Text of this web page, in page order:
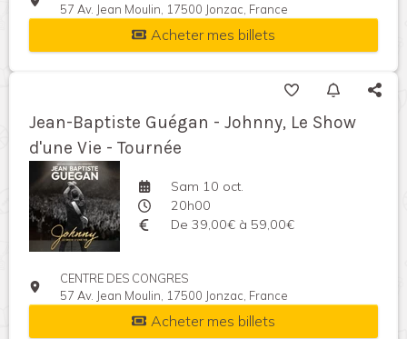
57 Av. Jean Moulin, 17500 Jonzac, France
Acheter mes billets
Jean-Baptiste Guégan - Johnny, Le Show
d'une Vie - Tournée
Sam 10 oct.
20h00
De 39,00€ à 59,00€
CENTRE DES CONGRES
57 Av. Jean Moulin, 17500 Jonzac, France
Acheter mes billets